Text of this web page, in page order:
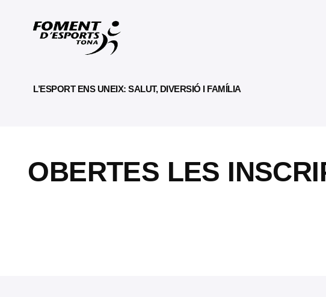
L’ESPORT ENS UNEIX: SALUT, DIVERSIÓ I FAMÍLIA
OBERTES LES